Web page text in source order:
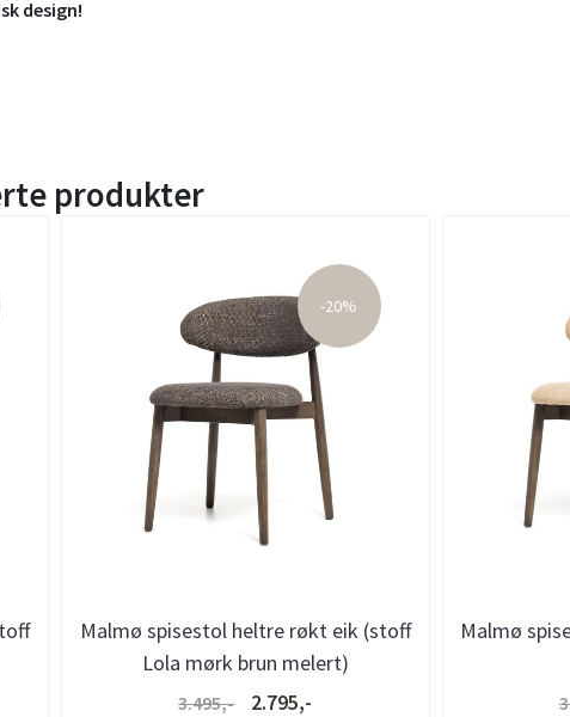
design!
produkter
-20%
Malmø spisestol heltre røkt eik (stoff
Lola mørk brun melert)
3.495,- 2.795,-
Malmø